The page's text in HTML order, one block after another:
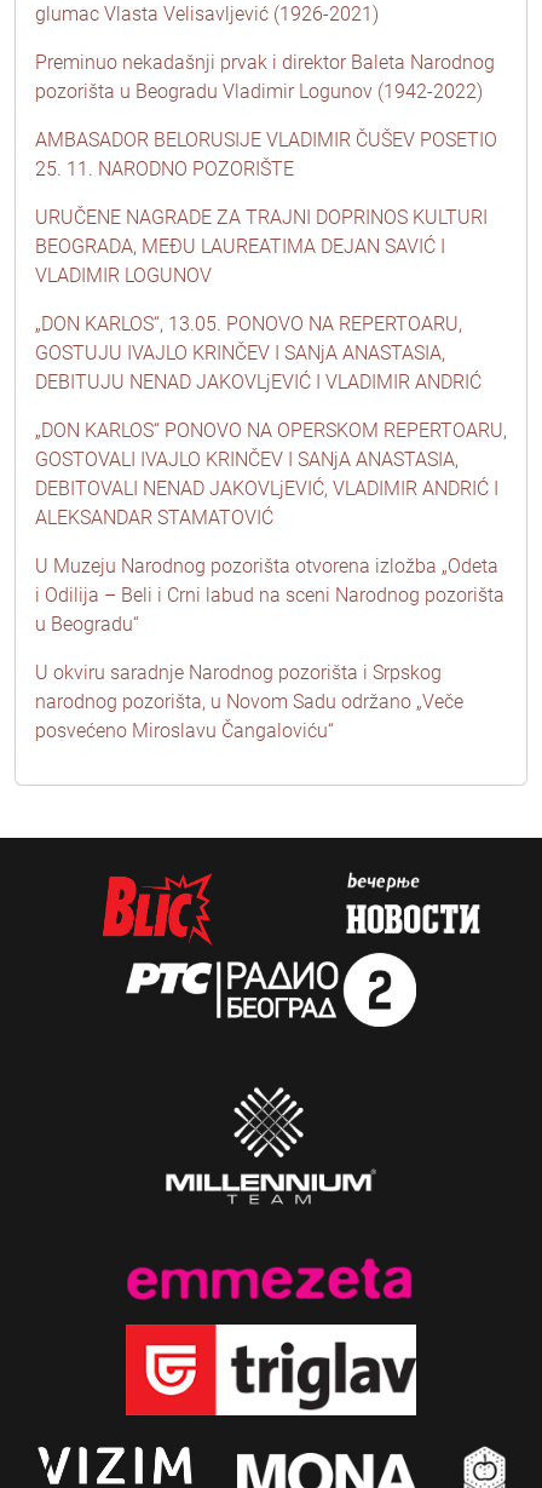
glumac Vlasta Velisavljević (1926-2021)
Preminuo nekadašnji prvak i direktor Baleta Narodnog
pozorišta u Beogradu Vladimir Logunov (1942-2022)
AMBASADOR BELORUSIJE VLADIMIR ČUŠEV POSETIO
25. 11. NARODNO POZORIŠTE
URUČENE NAGRADE ZA TRAJNI DOPRINOS KULTURI
BEOGRADA, MEĐU LAUREATIMA DEJAN SAVIĆ I
VLADIMIR LOGUNOV
„DON KARLOS“, 13.05. PONOVO NA REPERTOARU,
GOSTUJU IVAJLO KRINČEV I SANjA ANASTASIA,
DEBITUJU NENAD JAKOVLjEVIĆ I VLADIMIR ANDRIĆ
„DON KARLOS“ PONOVO NA OPERSKOM REPERTOARU,
GOSTOVALI IVAJLO KRINČEV I SANjA ANASTASIA,
DEBITOVALI NENAD JAKOVLjEVIĆ, VLADIMIR ANDRIĆ I
ALEKSANDAR STAMATOVIĆ
U Muzeju Narodnog pozorišta otvorena izložba „Odeta
i Odilija – Beli i Crni labud na sceni Narodnog pozorišta
u Beogradu“
U okviru saradnje Narodnog pozorišta i Srpskog
narodnog pozorišta, u Novom Sadu održano „Veče
posvećeno Miroslavu Čangaloviću“